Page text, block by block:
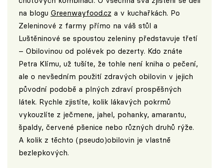
na blogu Greenwayfood.cz a v kuchařkách. Po
Zeleninové z farmy přímo na váš stůl a
Luštěninové se spoustou zeleniny představuje třetí
– Obilovinou od polévek po dezerty. Kdo znáte
Petra Klímu, už tušíte, že tohle není kniha o pečení,
ale o nevšedním použití zdravých obilovin v jejich
původní podobě a plných zdraví prospěšných
látek. Rychle zjistíte, kolik lákavých pokrmů
vykouzlíte z ječmene, jahel, pohanky, amarantu,
špaldy, červené pšenice nebo různých druhů rýže.
A kolik z těchto (pseudo)obilovin je vlastně
bezlepkových.